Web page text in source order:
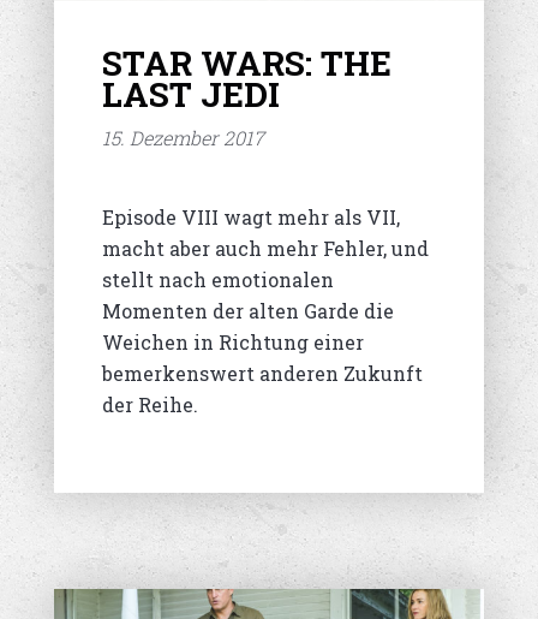
STAR WARS: THE
LAST JEDI
15. Dezember 2017
Episode VIII wagt mehr als VII,
macht aber auch mehr Fehler, und
stellt nach emotionalen
Momenten der alten Garde die
Weichen in Richtung einer
bemerkenswert anderen Zukunft
der Reihe.